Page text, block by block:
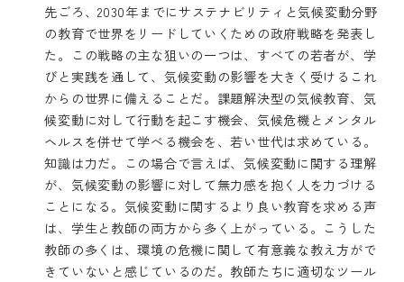
先ごろ、2030年までにサステナビリティと気候変動分野
の教育で世界をリードしていくための政府戦略を発表し
た。この戦略の主な狙いの一つは、すべての若者が、学
びと実践を通して、気候変動の影響を大きく受けるこれ
からの世界に備えることだ。課題解決型の気候教育、気
候変動に対して行動を起こす機会、気候危機とメンタル
ヘルスを併せて学べる機会を、若い世代は求めている。
知識は力だ。この場合で言えば、気候変動に関する理解
が、 気候変動の影響に対して無力感を抱く人を力づける
ことになる。 気候変動に関するより良い教育を求める声
は、学生と教師の両方から多く上がっている。こうした
教師の多くは、環境の危機に関して有意義な教え方がで
きていないと感じているのだ。教師たちに適切なツール